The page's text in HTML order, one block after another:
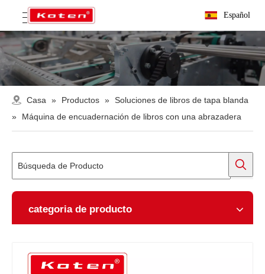
Español
Casa » Productos » Soluciones de libros de tapa blanda
»
Máquina de encuadernación de libros con una abrazadera
categoria de producto